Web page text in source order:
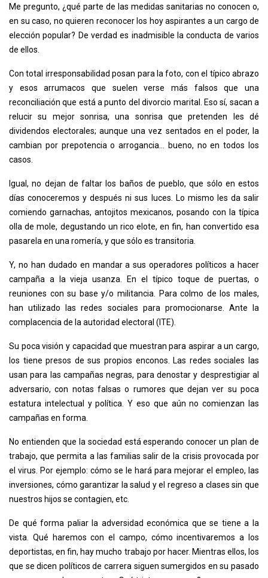
Me pregunto, ¿qué parte de las medidas sanitarias no conocen o,
en su caso, no quieren reconocer los hoy aspirantes a un cargo de
elección popular? De verdad es inadmisible la conducta de varios
de ellos.
Con total irresponsabilidad posan para la foto, con el típico abrazo
y esos arrumacos que suelen verse más falsos que una
reconciliación que está a punto del divorcio marital. Eso sí, sacan a
relucir su mejor sonrisa, una sonrisa que pretenden les dé
dividendos electorales; aunque una vez sentados en el poder, la
cambian por prepotencia o arrogancia… bueno, no en todos los
casos.
Igual, no dejan de faltar los baños de pueblo, que sólo en estos
días conoceremos y después ni sus luces. Lo mismo les da salir
comiendo garnachas, antojitos mexicanos, posando con la típica
olla de mole, degustando un rico elote, en fin, han convertido esa
pasarela en una romería, y que sólo es transitoria.
Y, no han dudado en mandar a sus operadores políticos a hacer
campaña a la vieja usanza. En el típico toque de puertas, o
reuniones con su base y/o militancia. Para colmo de los males,
han utilizado las redes sociales para promocionarse. Ante la
complacencia de la autoridad electoral (ITE).
Su poca visión y capacidad que muestran para aspirar a un cargo,
los tiene presos de sus propios enconos. Las redes sociales las
usan para las campañas negras, para denostar y desprestigiar al
adversario, con notas falsas o rumores que dejan ver su poca
estatura intelectual y política. Y eso que aún no comienzan las
campañas en forma.
No entienden que la sociedad está esperando conocer un plan de
trabajo, que permita a las familias salir de la crisis provocada por
el virus. Por ejemplo: cómo se le hará para mejorar el empleo, las
inversiones, cómo garantizar la salud y el regreso a clases sin que
nuestros hijos se contagien, etc.
De qué forma paliar la adversidad económica que se tiene a la
vista. Qué haremos con el campo, cómo incentivaremos a los
deportistas, en fin, hay mucho trabajo por hacer. Mientras ellos, los
que se dicen políticos de carrera siguen sumergidos en su pasado